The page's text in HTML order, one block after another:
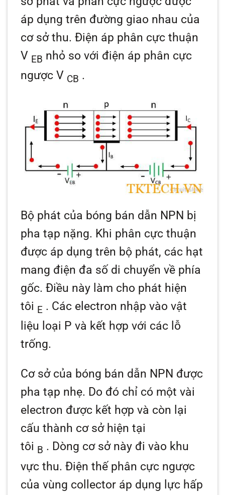
áp dụng trên đường giao nhau của
cơ sở thu. Điện áp phân cực thuận
V EB nhỏ so với điện áp phân cực
ngược V CB .
Bộ phát của bóng bán dẫn NPN bị
pha tạp nặng. Khi phân cực thuận
được áp dụng trên bộ phát, các hạt
mang điện đa số di chuyển về phía
gốc. Điều này làm cho phát hiện
tôi E . Các electron nhập vào vật
liệu loại P và kết hợp với các lỗ
trống.
Cơ sở của bóng bán dẫn NPN được
pha tạp nhẹ. Do đó chỉ có một vài
electron được kết hợp và còn lại
cấu thành cơ sở hiện tại
tôi B . Dòng cơ sở này đi vào khu
vực thu. Điện thế phân cực ngược
của vùng collector áp dụng lực hấp